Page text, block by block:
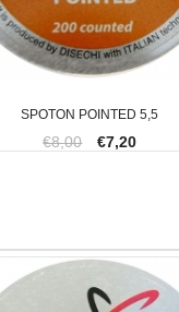
SPOTON POINTED 5,5
€8,00 €7,20